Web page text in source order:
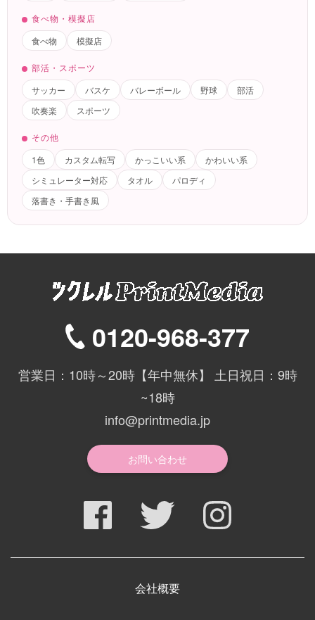
食べ物・模擬店
食べ物
模擬店
部活・スポーツ
サッカー
バスケ バレーボール 野球
部活
吹奏楽
スポーツ
その他
1色
カスタム転写 かっこいい系
かわいい系
シミュレーター対応
タオル
パロディ
落書き・手書き風
0120-968-377
営業日：10時～20時【年中無休】 土日祝日：9時
~18時
info@printmedia.jp
お問い合わせ
会社概要